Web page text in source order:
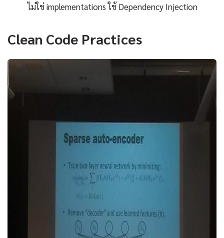
ไม่ใช่ implementations ใช้ Dependency Injection
Clean Code Practices